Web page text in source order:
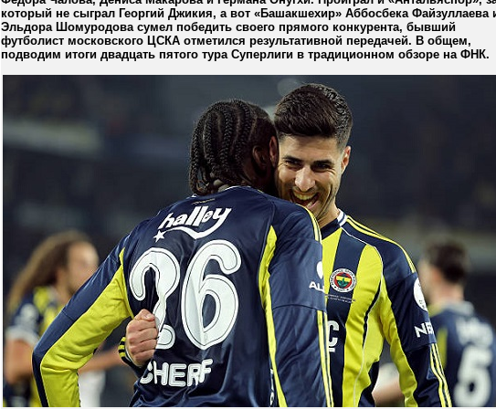
который не сыграл Георгий Джикия, а вот «Башакшехир» Аббосбека Файзуллаева
Эльдора Шомуродова сумел победить своего прямого конкурента, бывший
футболист московского ЦСКА отметился результативной передачей. В общем,
подводим итоги двадцать пятого тура Суперлиги в традиционном обзоре на ФНК.